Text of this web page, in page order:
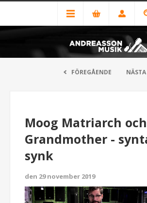
FÖREGÅENDE NÄSTA
Moog Matriarch
Grandmother -
synk
den 29 november 2019